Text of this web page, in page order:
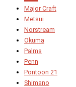
Major Craft
Metsui
Norstream
Okuma
Palms
Penn
Pontoon 21
Shimano